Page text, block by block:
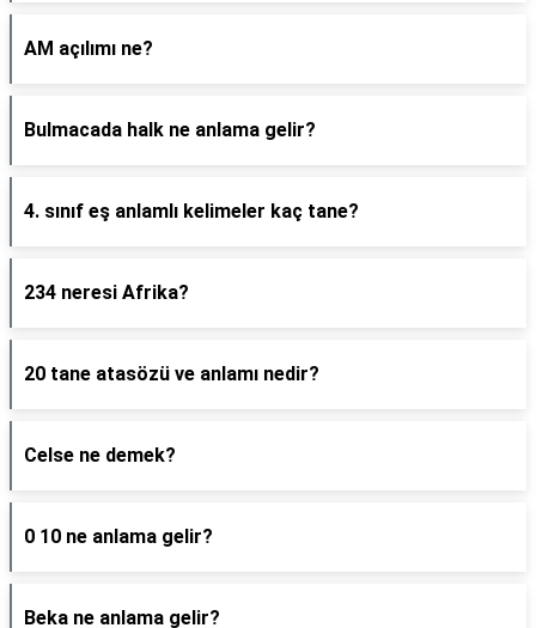
AM açılımı ne?
Bulmacada halk ne anlama gelir?
4. sınıf eş anlamlı kelimeler kaç tane?
234 neresi Afrika?
20 tane atasözü ve anlamı nedir?
Celse ne demek?
0 10 ne anlama gelir?
Beka ne anlama gelir?